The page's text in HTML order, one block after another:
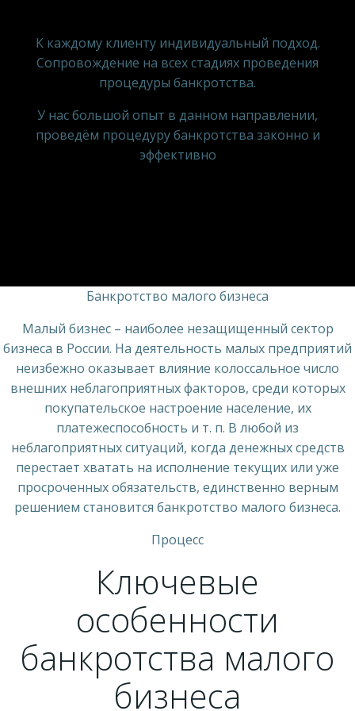
К каждому клиенту индивидуальный подход.
Сопровождение на всех стадиях проведения
процедуры банкротства.
У нас большой опыт в данном направлении,
проведём процедуру банкротства законно и
эффективно
Банкротство малого бизнеса
Малый бизнес – наиболее незащищенный сектор
бизнеса в России. На деятельность малых предприятий
неизбежно оказывает влияние колоссальное число
внешних неблагоприятных факторов, среди которых
покупательское настроение население, их
платежеспособность и т. п. В любой из
неблагоприятных ситуаций, когда денежных средств
перестает хватать на исполнение текущих или уже
просроченных обязательств, единственно верным
решением становится банкротство малого бизнеса.
Процесс
Ключевые
особенности
банкротства малого
бизнеса